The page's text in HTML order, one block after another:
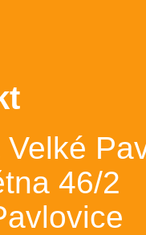
46/2